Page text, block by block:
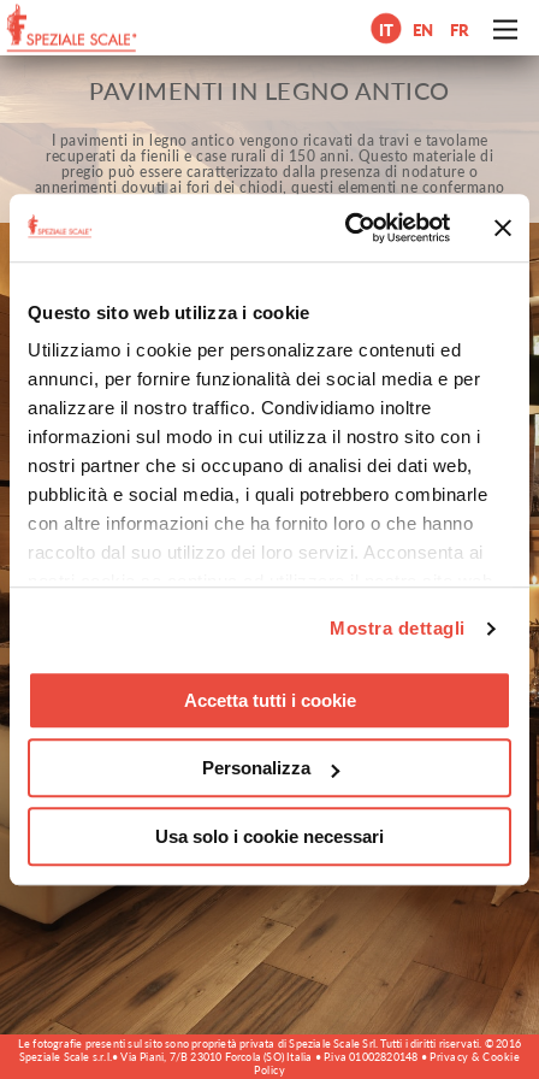
Questo sito web utilizza i cookie
Utilizziamo i cookie per personalizzare contenuti ed
annunci, per fornire funzionalità dei social media e per
analizzare il nostro traffico. Condividiamo inoltre
informazioni sul modo in cui utilizza il nostro sito con i
nostri partner che si occupano di analisi dei dati web,
pubblicità e social media, i quali potrebbero combinarle
con altre informazioni che ha fornito loro o che hanno
raccolto dal suo utilizzo dei loro servizi. Acconsenta ai
Mostra dettagli
Accetta tutti i cookie
Personalizza
Usa solo i cookie necessari
IT EN FR
PAVIMENTI IN LEGNO ANTICO
I pavimenti in legno antico vengono ricavati da travi e tavolame
recuperati da fienili e case rurali di 150 anni. Questo materiale di
pregio può essere caratterizzato dalla presenza di nodature o
annerimenti dovuti ai fori dei chiodi, questi elementi ne confermano
Le fotografie presenti sul sito sono proprietà privata di Speziale Scale Srl. Tutti i diritti riservati. © 2016
Speziale Scale s.r.l.• Via Piani, 7/B 23010 Forcola (SO) Italia • P.iva 01002820148 •Privacy & Cookie
Policy